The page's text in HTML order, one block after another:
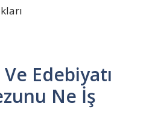
Edebiyatı
Ne İş